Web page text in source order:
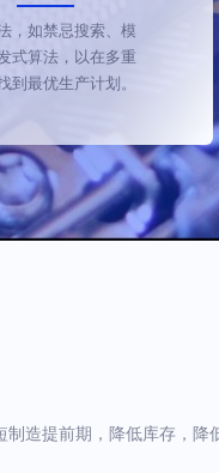
，如禁忌搜索、模
式算法，以在多重
到最优生产计划。
造提前期，降低库存，降